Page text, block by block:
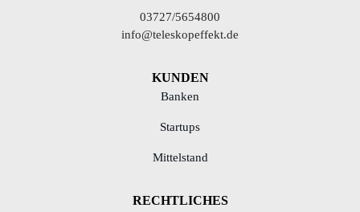
03727/5654800
info@teleskopeffekt.de
KUNDEN
Banken
Startups
Mittelstand
RECHTLICHES